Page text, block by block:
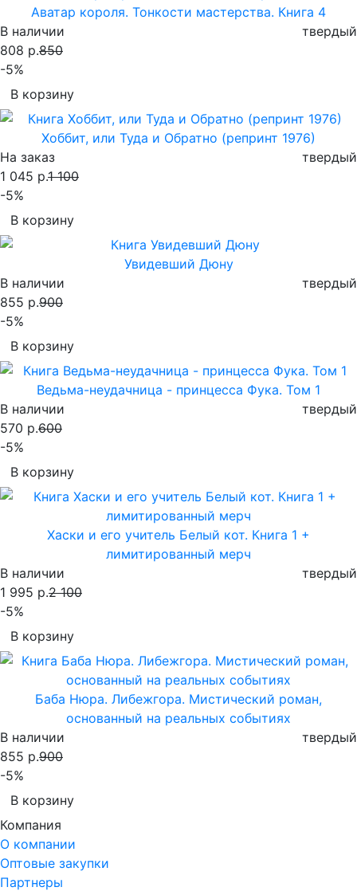
Аватар короля. Тонкости мастерства. Книга 4
В наличии
твердый
808 р.850
-5%
В корзину
Хоббит, или Туда и Обратно (репринт 1976)
На заказ
твердый
1 045 р.1 100
-5%
В корзину
Увидевший Дюну
В наличии
твердый
855 р.900
-5%
В корзину
Ведьма-неудачница - принцесса Фука. Том 1
В наличии
твердый
570 р.600
-5%
В корзину
Хаски и его учитель Белый кот. Книга 1 +
лимитированный мерч
В наличии
твердый
1 995 р.2 100
-5%
В корзину
Баба Нюра. Либежгора. Мистический роман,
основанный на реальных событиях
В наличии
твердый
855 р.900
-5%
В корзину
Компания
О компании
Оптовые закупки
Партнеры